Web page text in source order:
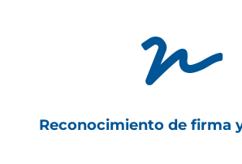

Reconocimiento de firma